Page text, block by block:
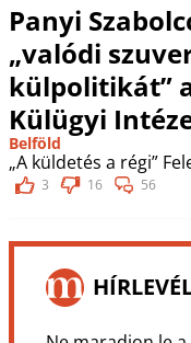
Panyi
„valódi
külpolitikát”
Külügyi
Belföld
„A küldetés a régi”
3 16 56